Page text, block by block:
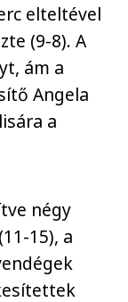
elteltével
(9-8). A
ám a
Angela
a
négy
15), a